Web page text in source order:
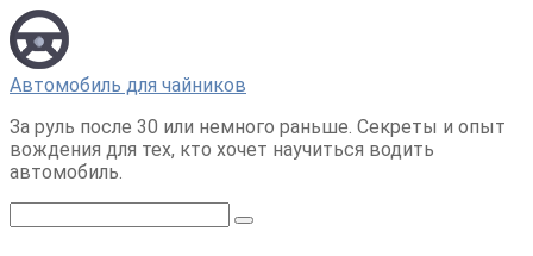
Перейти
к
контенту
Автомобиль для чайников
За руль после 30 или немного раньше. Секреты и опыт
вождения для тех, кто хочет научиться водить
автомобиль.